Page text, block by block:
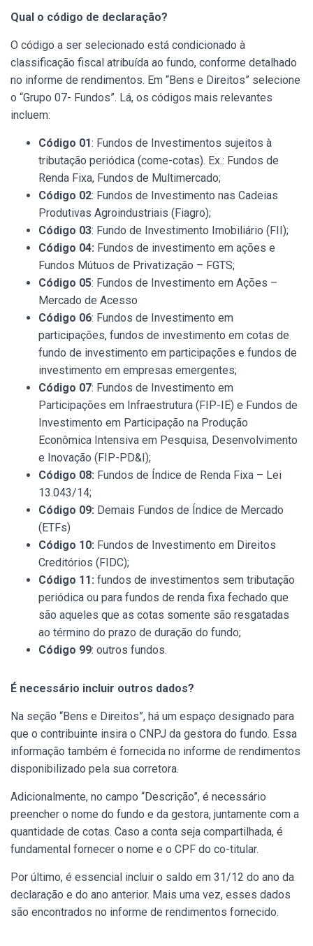
Qual o código de declaração?
O código a ser selecionado está condicionado à
classificação fiscal atribuída ao fundo, conforme detalhado
no informe de rendimentos. Em “Bens e Direitos” selecione
o “Grupo 07- Fundos”. Lá, os códigos mais relevantes
incluem:
Código 01: Fundos de Investimentos sujeitos à
tributação periódica (come-cotas). Ex.: Fundos de
Renda Fixa, Fundos de Multimercado;
Código 02: Fundos de Investimento nas Cadeias
Produtivas Agroindustriais (Fiagro);
Código 03: Fundo de Investimento Imobiliário (FII);
Código 04: Fundos de investimento em ações e
Fundos Mútuos de Privatização – FGTS;
Código 05: Fundos de Investimento em Ações –
Mercado de Acesso
Código 06: Fundos de Investimento em
participações, fundos de investimento em cotas de
fundo de investimento em participações e fundos de
investimento em empresas emergentes;
Código 07: Fundos de Investimento em
Participações em Infraestrutura (FIP-IE) e Fundos de
Investimento em Participação na Produção
Econômica Intensiva em Pesquisa, Desenvolvimento
e Inovação (FIP-PD&I);
Código 08: Fundos de Índice de Renda Fixa – Lei
13.043/14;
Código 09: Demais Fundos de Índice de Mercado
(ETFs)
Código 10: Fundos de Investimento em Direitos
Creditórios (FIDC);
Código 11: fundos de investimentos sem tributação
periódica ou para fundos de renda fixa fechado que
são aqueles que as cotas somente são resgatadas
ao término do prazo de duração do fundo;
Código 99: outros fundos.
É necessário incluir outros dados?
Na seção “Bens e Direitos”, há um espaço designado para
que o contribuinte insira o CNPJ da gestora do fundo. Essa
informação também é fornecida no informe de rendimentos
disponibilizado pela sua corretora.
Adicionalmente, no campo “Descrição”, é necessário
preencher o nome do fundo e da gestora, juntamente com a
quantidade de cotas. Caso a conta seja compartilhada, é
fundamental fornecer o nome e o CPF do co-titular.
Por último, é essencial incluir o saldo em 31/12 do ano da
declaração e do ano anterior. Mais uma vez, esses dados
são encontrados no informe de rendimentos fornecido.